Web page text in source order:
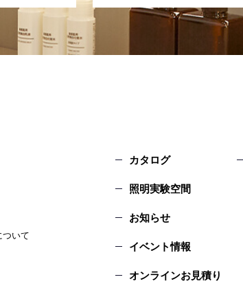
ついて
カタログ
照明実験空間
お知らせ
イベント情報
オンラインお見積り